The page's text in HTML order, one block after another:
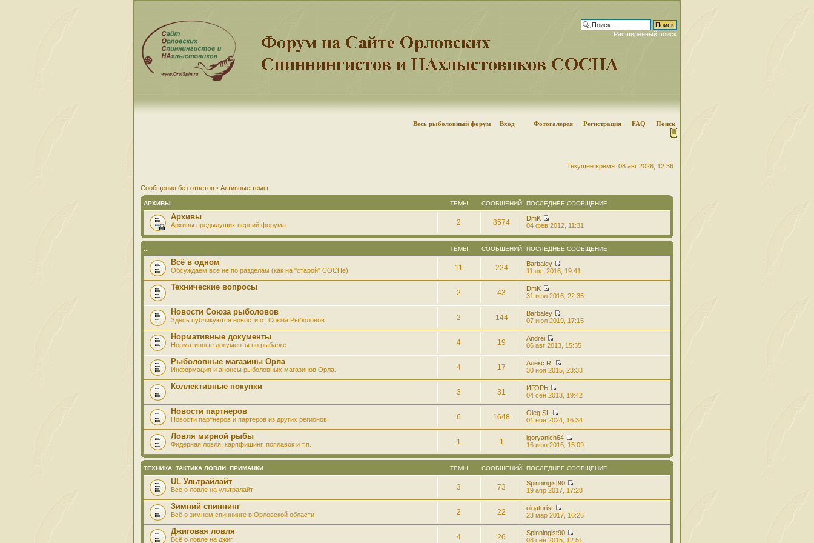
Расширенный поиск
Весь рыболовный форум Вход Фотогалерея Регистрация FAQ Поиск
Текущее время: 08 авг 2026, 12:36
Сообщения без ответов • Активные темы
АРХИВЫ ТЕМЫ СООБЩЕНИЙ ПОСЛЕДНЕЕ СООБЩЕНИЕ
Архивы
Архивы предыдущих версий форума 2 8574
DmK
04 фев 2012, 11:31
ТЕМЫ СООБЩЕНИЙ ПОСЛЕДНЕЕ СООБЩЕНИЕ
Всё в одном
Обсуждаем все не по разделам (как на "старой" СОСНе) 11 224
Barbaley
11 окт 2016, 19:41
Технические вопросы
2 43
DmK
31 июл 2016, 22:35
Новости Союза рыболовов
Здесь публикуются новости от Союза Рыболовов 2 144
Barbaley
07 июл 2019, 17:15
Нормативные документы
Нормативные документы по рыбалке 4 19
Andrei
06 авг 2013, 15:35
Рыболовные магазины Орла
Информация и анонсы рыболовных магазинов Орла. 4 17
Алекс R.
30 ноя 2015, 23:33
Коллективные покупки
3 31
ИГОРЬ
04 сен 2013, 19:42
Новости партнеров
Новости партнеров и партеров из других регионов 6 1648
Oleg SL
01 ноя 2024, 16:34
Ловля мирной рыбы
Фидерная ловля, карпфишинг, поплавок и т.п. 1 1
igoryanich64
16 июн 2016, 15:09
ТЕХНИКА, ТАКТИКА ЛОВЛИ, ПРИМАНКИ ТЕМЫ СООБЩЕНИЙ ПОСЛЕДНЕЕ СООБЩЕНИЕ
UL Ультрайлайт
Все о ловле на ультралайт 3 73
Spinningist90
19 апр 2017, 17:28
Зимний спиннинг
Всё о зимнем спиннинге в Орловской области 2 22
olgaturist
23 мар 2017, 16:26
Джиговая ловля
Всё о ловле на джиг 4 26
Spinningist90
08 сен 2015, 12:51